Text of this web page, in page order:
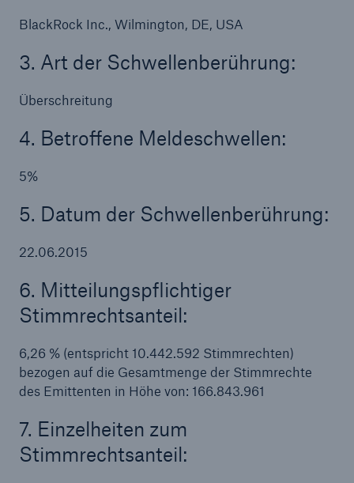
BlackRock Inc., Wilmington, DE, USA
3. Art der Schwellenberührung:
Überschreitung
4. Betroffene Meldeschwellen:
5%
5. Datum der Schwellenberührung:
22.06.2015
6. Mitteilungspflichtiger
Stimmrechtsanteil:
6,26 % (entspricht 10.442.592 Stimmrechten)
bezogen auf die Gesamtmenge der Stimmrechte
des Emittenten in Höhe von: 166.843.961
7. Einzelheiten zum
Stimmrechtsanteil:
Marine Trend Radar 2025
Naturkatastrophen
71.8%